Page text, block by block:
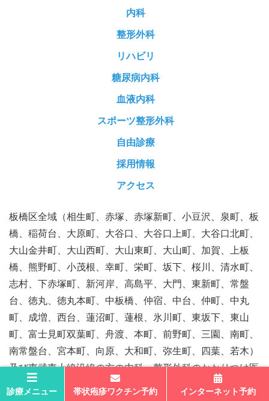
内科
整形外科
リハビリ
糖尿病内科
血液内科
スポーツ整形外科
自由診療
採用情報
アクセス
板橋区全域（相生町、赤塚、赤塚新町、小豆沢、泉町、板
橋、稲荷台、大原町、大谷口、大谷口上町、大谷口北町、
大山金井町、大山西町、大山東町、大山町、加賀、上板
橋、熊野町、小茂根、幸町、栄町、坂下、桜川、清水町、
志村、下赤塚町、新河岸、高島平、大門、東新町、常盤
台、徳丸、徳丸本町、中板橋、仲宿、中台、仲町、中丸
町、成増、西台、蓮沼町、蓮根、氷川町、東坂下、東山
町、富士見町双葉町、舟渡、本町、前野町、三園、南町、
南常盤台、宮本町、向原、大和町、弥生町、四葉、若木）
及び東武東上線沿線の方の内科・整形外科のかかりつけ医
として最適な治療をご提供してまいります。
診療メニュー 帯状疱疹ワクチン予約 インターネット予約